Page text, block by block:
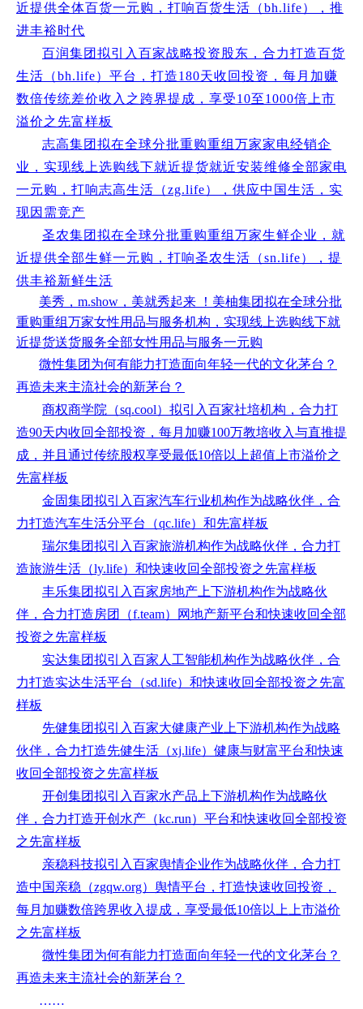
近提供全体百货一元购，打响百货生活（bh.life），推
进丰裕时代
百润集团拟引入百家战略投资股东，合力打造百货
生活（bh.life）平台，打造180天收回投资，每月加赚
数倍传统差价收入之跨界提成，享受10至1000倍上市
溢价之先富样板
志高集团拟在全球分批重购重组万家家电经销企
业，实现线上选购线下就近提货就近安装维修全部家电
一元购，打响志高生活（zg.life），供应中国生活，实
现因需竞产
圣农集团拟在全球分批重购重组万家生鲜企业，就
近提供全部生鲜一元购，打响圣农生活（sn.life），提
供丰裕新鲜生活
美秀，m.show，美就秀起来 ！美柚集团拟在全球分批
重购重组万家女性用品与服务机构，实现线上选购线下就
近提货送货服务全部女性用品与服务一元购
微性集团为何有能力打造面向年轻一代的文化茅台？
再造未来主流社会的新茅台？
商权商学院（sq.cool）拟引入百家社培机构，合力打
造90天内收回全部投资，每月加赚100万教培收入与直推提
成，并且通过传统股权享受最低10倍以上超值上市溢价之
先富样板
金固集团拟引入百家汽车行业机构作为战略伙伴，合
力打造汽车生活分平台（qc.life）和先富样板
瑞尔集团拟引入百家旅游机构作为战略伙伴，合力打
造旅游生活（ly.life）和快速收回全部投资之先富样板
丰乐集团拟引入百家房地产上下游机构作为战略伙
伴，合力打造房团（f.team）网地产新平台和快速收回全部
投资之先富样板
实达集团拟引入百家人工智能机构作为战略伙伴，合
力打造实达生活平台（sd.life）和快速收回全部投资之先富
样板
先健集团拟引入百家大健康产业上下游机构作为战略
伙伴，合力打造先健生活（xj.life）健康与财富平台和快速
收回全部投资之先富样板
开创集团拟引入百家水产品上下游机构作为战略伙
伴，合力打造开创水产（kc.run）平台和快速收回全部投资
之先富样板
亲稳科技拟引入百家舆情企业作为战略伙伴，合力打
造中国亲稳（zgqw.org）舆情平台，打造快速收回投资，
每月加赚数倍跨界收入提成，享受最低10倍以上上市溢价
之先富样板
微性集团为何有能力打造面向年轻一代的文化茅台？
再造未来主流社会的新茅台？
……